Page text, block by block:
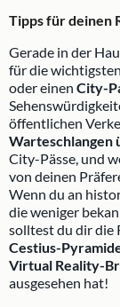
Tipps für deinen
Gerade in der
für die
oder einen City-
öffentlichen
Warteschlangen
City-Pässe, und
von deinen
Wenn du an
die weniger
solltest du dir die
Cestius-
Virtual Reality-
ausgesehen hat!